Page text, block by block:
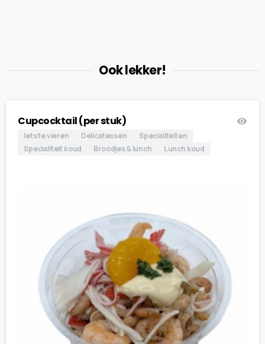
Ook lekker!
Cupcocktail (per stuk)
Iets te vieren Delicatessen
Specialiteiten
Specialiteit koud
Broodjes & lunch Lunch koud